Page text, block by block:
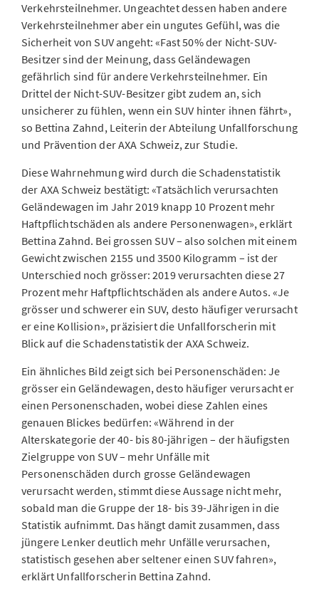
Verkehrsteilnehmer. Ungeachtet dessen haben andere
Verkehrsteilnehmer aber ein ungutes Gefühl, was die
Sicherheit von SUV angeht: «Fast 50% der Nicht-SUV-
Besitzer sind der Meinung, dass Geländewagen
gefährlich sind für andere Verkehrsteilnehmer. Ein
Drittel der Nicht-SUV-Besitzer gibt zudem an, sich
unsicherer zu fühlen, wenn ein SUV hinter ihnen fährt»,
so Bettina Zahnd, Leiterin der Abteilung Unfallforschung
und Prävention der AXA Schweiz, zur Studie.
Diese Wahrnehmung wird durch die Schadenstatistik
der AXA Schweiz bestätigt: «Tatsächlich verursachten
Geländewagen im Jahr 2019 knapp 10 Prozent mehr
Haftpflichtschäden als andere Personenwagen», erklärt
Bettina Zahnd. Bei grossen SUV – also solchen mit einem
Gewicht zwischen 2155 und 3500 Kilogramm – ist der
Unterschied noch grösser: 2019 verursachten diese 27
Prozent mehr Haftpflichtschäden als andere Autos. «Je
grösser und schwerer ein SUV, desto häufiger verursacht
er eine Kollision», präzisiert die Unfallforscherin mit
Blick auf die Schadenstatistik der AXA Schweiz.
Ein ähnliches Bild zeigt sich bei Personenschäden: Je
grösser ein Geländewagen, desto häufiger verursacht er
einen Personenschaden, wobei diese Zahlen eines
genauen Blickes bedürfen: «Während in der
Alterskategorie der 40- bis 80-jährigen – der häufigsten
Zielgruppe von SUV – mehr Unfälle mit
Personenschäden durch grosse Geländewagen
verursacht werden, stimmt diese Aussage nicht mehr,
sobald man die Gruppe der 18- bis 39-Jährigen in die
Statistik aufnimmt. Das hängt damit zusammen, dass
jüngere Lenker deutlich mehr Unfälle verursachen,
statistisch gesehen aber seltener einen SUV fahren»,
erklärt Unfallforscherin Bettina Zahnd.